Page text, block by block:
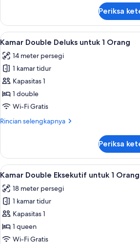
Kamar
Double
Superior
Orang
Periksa
Lihat
semua
foto
untuk
Kamar
Double
Deluks
1
Minibar,
2
Kamar Double Deluks untuk 1 Orang
14 meter persegi
1 kamar tidur
Kapasitas 1
1 double
Wi-Fi Gratis
Rincian selengkapnya
Rincian
Kamar
Double
Deluks
Orang
Periksa
Lihat
semua
foto
untuk
Kamar
Double
Eksekutif
Minibar,
4
Kamar Double Eksekutif untuk 1 Orang
18 meter persegi
1 kamar tidur
Kapasitas 1
1 queen
Wi-Fi Gratis